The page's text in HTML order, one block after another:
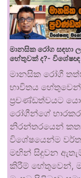
මානසික රෝග සඳහා
හේතුවක් ද?-
මානසික රෝගී
භාවිතය
ප්‍රචණ්ඩත්වයට
රෝගීන්ගේ
නිරන්තරයෙන්
විශේෂයෙන්ම
මඟින් සිදුවන
කිරීම් හේතුවෙන්,